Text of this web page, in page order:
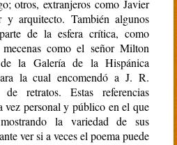
otros, extranjeros como Javier
y arquitecto. También algunos
de la esfera crítica, como
como el señor Milton
la Galería de la Hispánica
la cual encomendó a J. R.
retratos. Estas referencias
vez personal y público en el que
la variedad de sus
ver si a veces el poema puede